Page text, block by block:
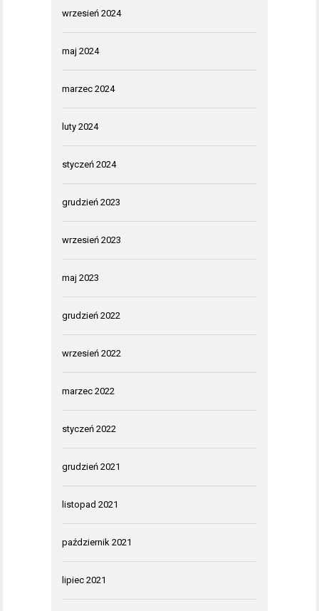
wrzesień 2024
maj 2024
marzec 2024
luty 2024
styczeń 2024
grudzień 2023
wrzesień 2023
maj 2023
grudzień 2022
wrzesień 2022
marzec 2022
styczeń 2022
grudzień 2021
listopad 2021
październik 2021
lipiec 2021